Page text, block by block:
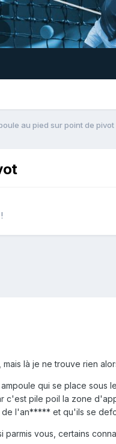
au pied sur point de pivot
là je ne trouve rien
qui se place
c'est pile poil la zone
de l'an***** et qu'ils se
parmis vous, certains